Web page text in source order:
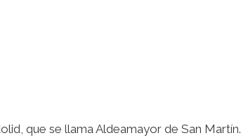
que se llama Aldeamayor de San Martín.